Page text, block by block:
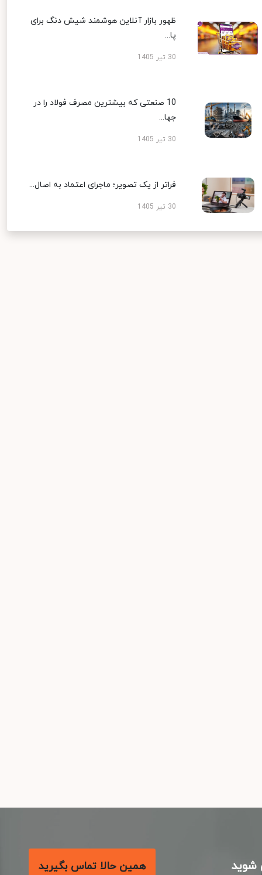
ظهور بازار آنلاین هوشمند شیش دنگ برای
پا...
30 تیر 1405
10 صنعتی که بیشترین مصرف فولاد را در
جها...
30 تیر 1405
فراتر از یک تصویر؛ ماجرای اعتماد به اصال...
30 تیر 1405
همین حالا تماس بگیرید